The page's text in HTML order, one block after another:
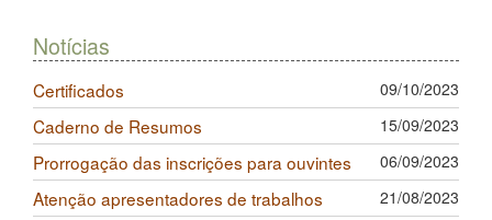
Notícias
Certificados 09/10/2023
Caderno de Resumos 15/09/2023
Prorrogação das inscrições para ouvintes 06/09/2023
Atenção apresentadores de trabalhos 21/08/2023